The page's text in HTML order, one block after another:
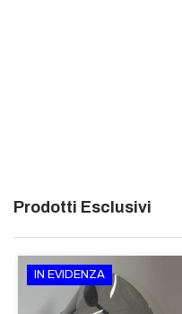
Prodotti Esclusivi
IN EVIDENZA